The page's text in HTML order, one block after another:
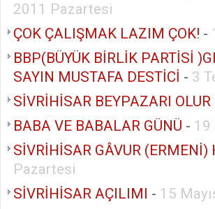
2011 Pazartesi
ÇOK ÇALIŞMAK LAZIM ÇOK! -
BBP(BÜYÜK BİRLİK PARTİSİ
SAYIN MUSTAFA DESTİCİ - 3
SİVRİHİSAR BEYPAZARI OLUR
BABA VE BABALAR GÜNÜ - 19
SİVRİHİSAR GÂVUR (ERMENİ)
Pazartesi
SİVRİHİSAR AÇILIMI
- 15